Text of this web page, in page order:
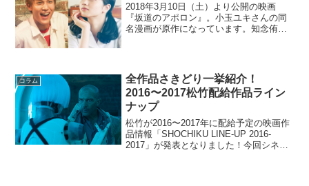
2018年3月10日（土）より公開の映画
『坂道のアポロン』。小玉ユキさんの同
名漫画が原作になっています。知念侑李
す。(C)2018 ...
コラム
全作品さきどり一挙紹介！
2016〜2017松竹配給作品ライン
ナップ
松竹が2016〜2017年に配給予定の映画作
品情報「SHOCHIKU LINE-UP 2016-
2017」が発表となりました！今回シネマ